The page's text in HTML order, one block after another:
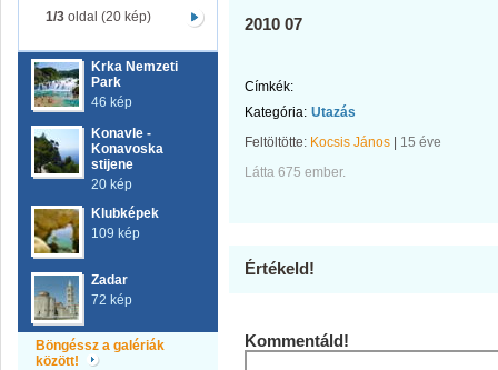
1/3oldal (20 kép)
Krka Nemzeti
Park
46 kép
Konavle -
Konavoska
stijene
20 kép
Klubképek
109 kép
Zadar
72 kép
Böngéssz a galériák
között!
2010 07
Címkék:
Kategória: Utazás
Feltöltötte: Kocsis János
15 éve
Látta 675 ember.
Értékeld!
Kommentáld!